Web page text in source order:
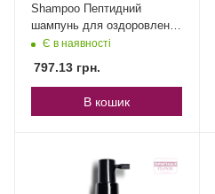
Shampoo Пептидний
шампунь для оздоровлення
шкіри голови та росту
Є в наявності
797.13 грн.
В кошик